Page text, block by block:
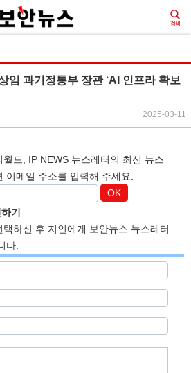
임 과기정통부 장관 ‘AI 인프라 확보
2025-03-11
드, IP NEWS 뉴스레터의 최신 뉴스
이메일 주소를 입력해 주세요.
OK
기
하신 후 지인에게 보안뉴스 뉴스레터
다.